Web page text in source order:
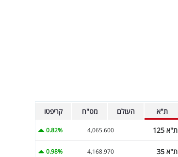
ת"א העולם מט"ח קריפטו
ת"א 125 4,065.600
0.82%
ת"א 35 4,168.970
0.98%